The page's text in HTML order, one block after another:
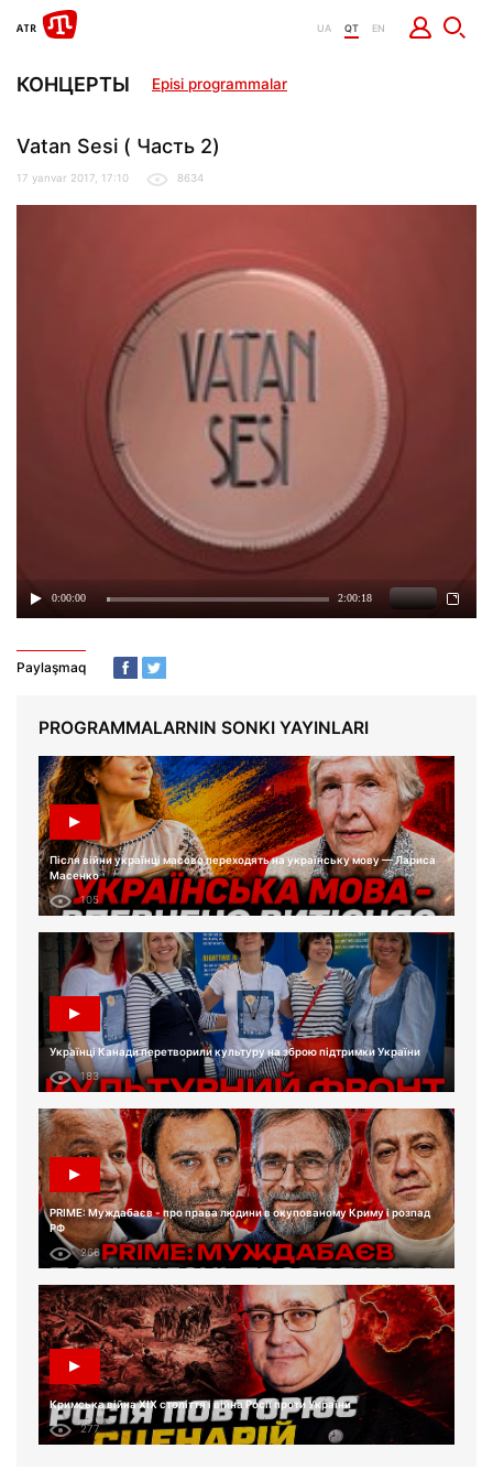
UA QT EN
КОНЦЕРТЫ Episi programmalar
Vatan Sesi ( Часть 2)
17 yanvar 2017, 17:10 8634
Paylaşmaq
PROGRAMMALARNIN SONKI YAYINLARI
Після війни українці масово переходять на українську мову — Лариса
Масенко
105
Українці Канади перетворили культуру на зброю підтримки України
183
PRIME: Муждабаєв - про права людини в окупованому Криму і розпад
РФ
266
Кримська війна XIX століття і війна Росії проти України
277